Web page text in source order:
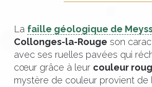
La faille géologique de
Collonges-la-Rouge son
avec ses ruelles pavées qui
cœur grâce à leur couleur
mystère de couleur provient de